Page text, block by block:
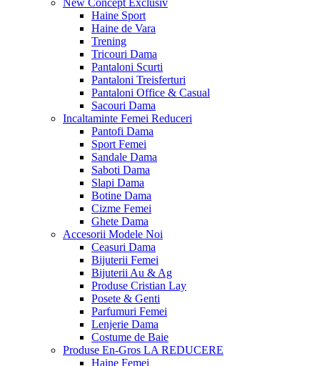
New Concept Exclusiv
Haine Sport
Haine de Vara
Trening
Tricouri Dama
Pantaloni Scurti
Pantaloni Treisferturi
Pantaloni Office & Casual
Sacouri Dama
Incaltaminte Femei Reduceri
Pantofi Dama
Sport Femei
Sandale Dama
Saboti Dama
Slapi Dama
Botine Dama
Cizme Femei
Ghete Dama
Accesorii Modele Noi
Ceasuri Dama
Bijuterii Femei
Bijuterii Au & Ag
Produse Cristian Lay
Posete & Genti
Parfumuri Femei
Lenjerie Dama
Costume de Baie
Produse En-Gros LA REDUCERE
Haine Femei